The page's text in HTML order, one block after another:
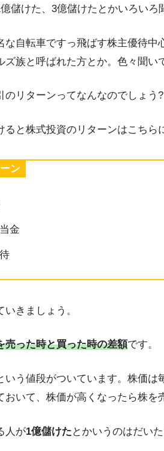
儲けた、3億儲けたとかいろいろ
な自転車ですっ飛ばす株主優待
ズ族と呼ばれた方とか。色々聞い
のリターンってなんなのでしょう?
ると株式投資のリターンはこちら
ン
金
きましょう。
売った時と買った時の差額です。
いう値段がついています。株価は
おいて、株価が高くなったら株を
人が1億儲けた とかいうのはだい